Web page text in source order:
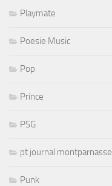
Playmate
Poesie Music
Pop
Prince
PSG
pt journal montparnasse
Punk